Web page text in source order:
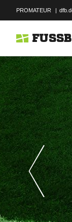
PROMATEUR |